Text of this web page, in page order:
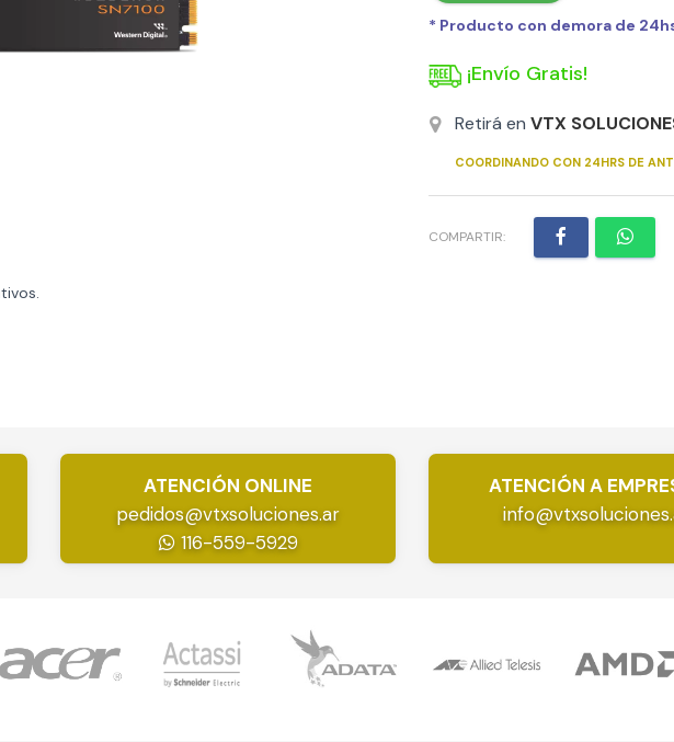
* Producto con demora de
¡Envío Gratis!
Retirá en VTX
COORDINANDO CON 24HRS DE
COMPARTIR:
ATENCIÓN ONLINE
pedidos@vtxsoluciones.ar
116-559-5929
ATENCIÓN A